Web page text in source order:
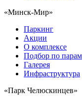
«Минск-Мир»
Паркинг
Акции
О комплексе
Подбор по
Галерея
Инфраструктура
«Парк Челюскинцев»